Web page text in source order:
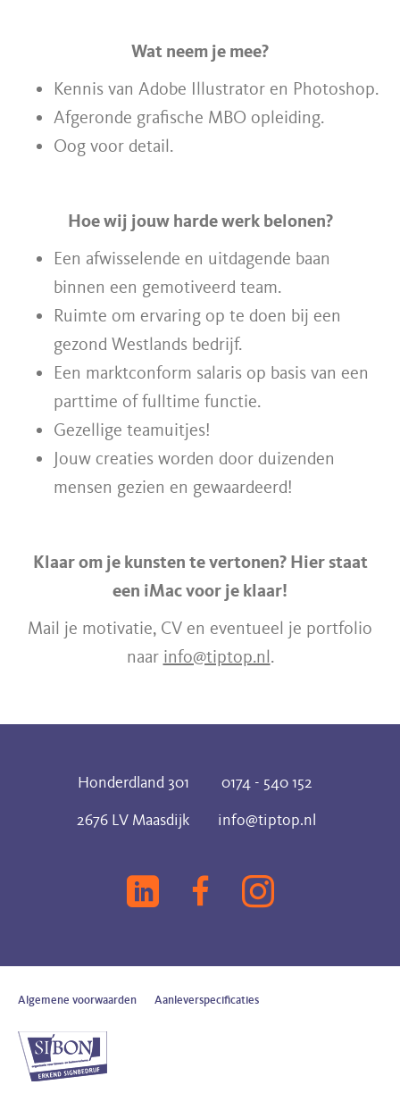
Wat neem je mee?
Kennis van Adobe Illustrator en Photoshop.
Afgeronde grafische MBO opleiding.
Oog voor detail.
Hoe wij jouw harde werk belonen?
Een afwisselende en uitdagende baan
binnen een gemotiveerd team.
Ruimte om ervaring op te doen bij een
gezond Westlands bedrijf.
Een marktconform salaris op basis van een
parttime of fulltime functie.
Gezellige teamuitjes!
Jouw creaties worden door duizenden
mensen gezien en gewaardeerd!
Klaar om je kunsten te vertonen? Hier staat
een iMac voor je klaar!
Mail je motivatie, CV en eventueel je portfolio
naar info@tiptop.nl.
Honderdland 301
0174 - 540 152
2676 LV Maasdijk
info@tiptop.nl
Algemene voorwaarden Aanleverspecificaties